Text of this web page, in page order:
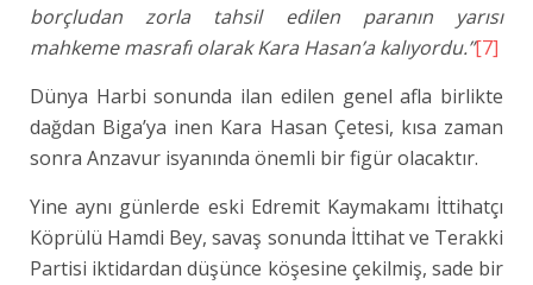
borçludan zorla tahsil edilen paranın yarısı
mahkeme masrafı olarak Kara Hasan’a kalıyordu.”[7]
Dünya Harbi sonunda ilan edilen genel afla birlikte
dağdan Biga’ya inen Kara Hasan Çetesi, kısa zaman
sonra Anzavur isyanında önemli bir figür olacaktır.
Yine aynı günlerde eski Edremit Kaymakamı İttihatçı
Köprülü Hamdi Bey, savaş sonunda İttihat ve Terakki
Partisi iktidardan düşünce köşesine çekilmiş, sade bir